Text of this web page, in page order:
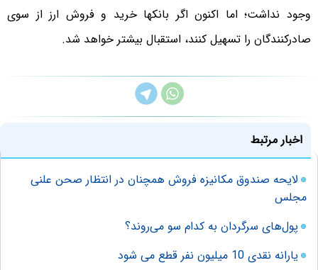
وجود نداشت؛ اما اکنون اگر بانکها خرید و فروش ارز از سوی
صادرکنندگان را تسهیل کنند، استقبال بیشتر خواهد شد.
اخبار مرتبط
لایحه صندوق مکانیزه فروش همچنان در انتظار صحن علنی
مجلس
پول‌های سرگردان به کدام سو می‌روند؟
یارانه نقدی 10 میلیون نفر قطع می شود